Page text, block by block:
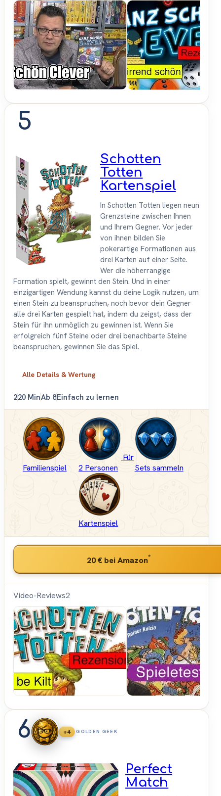
SpieleBlog
5
Schotten
Totten
Kartenspiel
In Schotten Totten liegen neun
Grenzsteine zwischen Ihnen
und Ihrem Gegner. Vor jeder
von ihnen bilden Sie
pokerartige Formationen aus
drei Karten auf einer Seite.
Wer die höherrangige
Formation spielt, gewinnt den Stein. Und in einer
einzigartigen Wendung kannst du deine Logik nutzen, um
einen Stein zu beanspruchen, noch bevor dein Gegner
alle drei Karten gespielt hat, indem du zeigst, dass der
Stein für ihn unmöglich zu gewinnen ist. Wenn Sie
erfolgreich fünf Steine oder drei benachbarte Steine
beanspruchen, gewinnen Sie das Spiel.
Alle Details & Wertung
220 MinAb 8Einfach zu lernen
Familienspiel
Für
2 Personen
Sets sammeln
Kartenspiel
20 € bei Amazon*
Video-Reviews2
Spielama
6 +4 GOLDEN GEEK
Perfect
Match